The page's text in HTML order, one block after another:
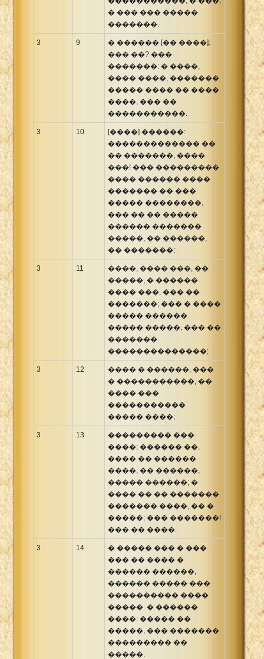
� ��� ��� �����
�������.
3 9
� ������ [�� ����]:
��� ��? ���
�������: � ����,
���� ����, �������
����� ���� �� ����
����, ��� ��
�����������.
3 10
[����] ������:
������������� ��
�� �������, ����
���! ��� ���������
���� ������ ����
������� �� ���
����� ��������,
��� �� �� �����
������ �������
�����, �� ������,
�� �������;
3 11
����, ���� ���, ��
�����, � ������
���� ���, ��� ��
�������; ��� � ����
����� ������
����� �����, ��� ��
�������
��������������;
3 12
���� � ������, ���
� �����������, ��
���� ���
�����������
����� ����;
3 13
��������� ���
����; ������ ��,
���� �� ������
����, �� ������,
����� ������; �
���� �� �� �������
������� ����, �� �
�����; ��� �������!
��� �� ����.
3 14
� ����� ��� � ���
��� �� ���� �
������ ������,
������ ����� ���
���������� ����
�����. � ������
����: ����� ��
�����, ��� �������
��������� ��
�����.